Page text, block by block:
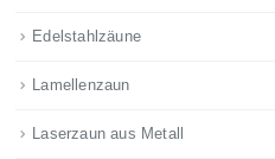
Edelstahlzäune
Lamellenzaun
Laserzaun aus Metall